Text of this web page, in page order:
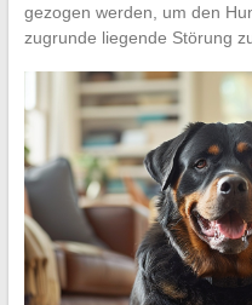
gezogen werden, um den
zugrunde liegende Störung